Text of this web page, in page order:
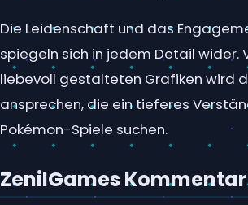
Die Leidenschaft und das
spiegeln sich in jedem Detail wider.
liebevoll gestalteten Grafiken wird
ansprechen, die ein tieferes
Pokémon-Spiele suchen.
ZenilGames Kommentar